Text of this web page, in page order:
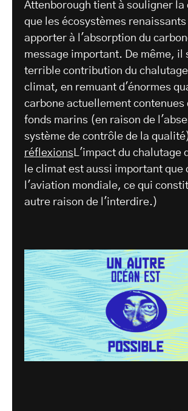
Attenborough tient à souligner la
que les écosystèmes
apporter à l'absorption du
message important. De même, il
terrible contribution du
climat, en remuant d'énormes
carbone actuellement contenues
fonds marins (en raison de
système de contrôle de la
réflexionsL'impact du chalutage
le climat est aussi important que
l'aviation mondiale, ce qui
autre raison de l'interdire.)